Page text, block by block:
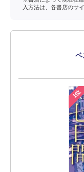
入方法は、各書店のサ
ベ
1位